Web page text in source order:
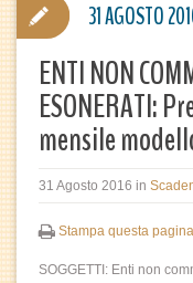
ENTI NON
ESONERATI:
mensile
31 Agosto 2016 in
Stampa questa pagina
SOGGETTI: Enti non
31 AGOSTO